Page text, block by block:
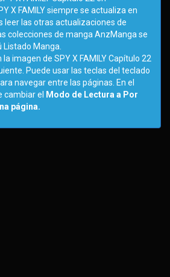
X FAMILY siempre se actualiza en
leer las otras actualizaciones de
colecciones de manga AnzManga se
Manga.
la imagen de SPY X FAMILY Capítulo 22
Puede usar las teclas del teclado
navegar entre las páginas. En el
cambiar el
Modo de Lectura a Por
página.